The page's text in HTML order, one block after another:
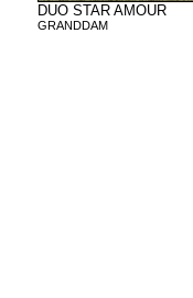
DUO STAR AMOUR
GRANDDAM